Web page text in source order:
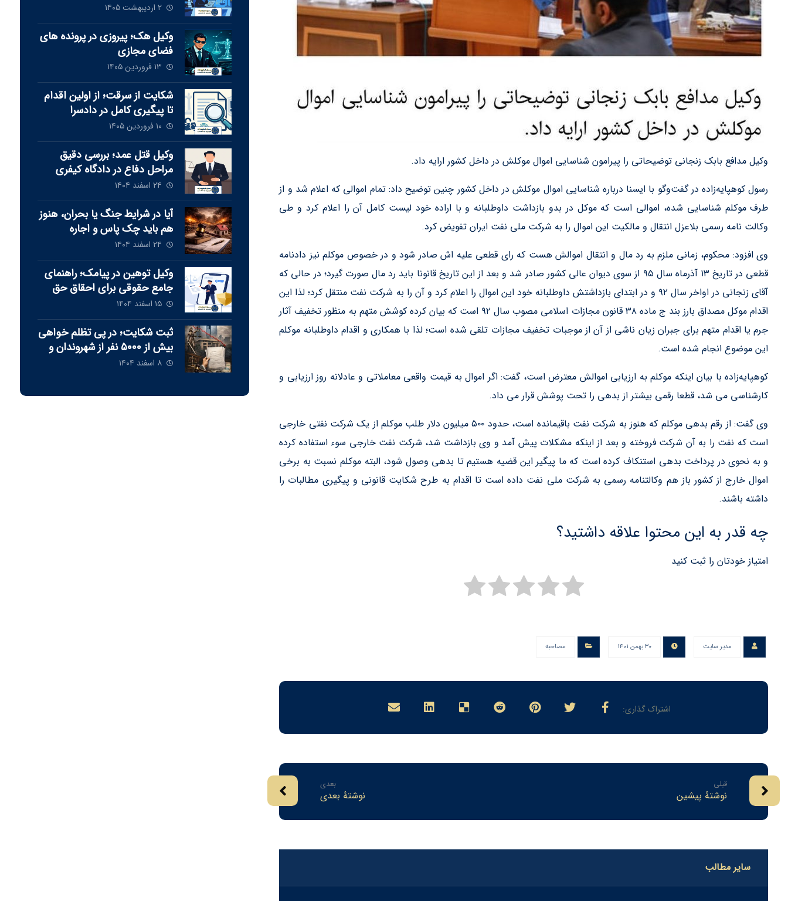
وکیل مدافع بابک زنجانی توضیحاتی را پیرامون شناسایی اموال موکلش در داخل کشور ارایه داد.
رسول کوهپایه‌زاده در گفت‌وگو با ایسنا درباره شناسایی اموال موکلش در داخل کشور چنین توضیح داد: تمام اموالی که اعلام شد و از
طرف موکلم شناسایی شده، اموالی است که موکل در بدو بازداشت داوطلبانه و با اراده خود لیست کامل آن را اعلام کرد و طی
وکالت نامه رسمی بلاعزل انتقال و مالکیت این اموال را به شرکت ملی نفت ایران تفویض کرد.
وی افزود: محکوم، زمانی ملزم به رد مال و انتقال اموالش هست که رای قطعی علیه اش صادر شود و در خصوص موکلم نیز دادنامه
قطعی در تاریخ ۱۳ آذرماه سال ۹۵ از سوی دیوان عالی کشور صادر شد و بعد از این تاریخ قانونا باید رد مال صورت گیرد؛ در حالی که
آقای زنجانی در اواخر سال ۹۲ و در ابتدای بازداشتش داوطلبانه خود این اموال را اعلام کرد و آن را به شرکت نفت منتقل کرد؛ لذا این
اقدام موکل مصداق بارز بند ج ماده ۳۸ قانون مجازات اسلامی مصوب سال ۹۲ است که بیان کرده کوشش متهم به منظور تخفیف آثار
جرم یا اقدام متهم برای جبران زیان ناشی از آن از موجبات تخفیف مجازات تلقی شده است؛ لذا با همکاری و اقدام داوطلبانه موکلم
این موضوع انجام شده است.
کوهپایه‌زاده با بیان اینکه موکلم به ارزیابی اموالش معترض است، گفت: اگر اموال به قیمت واقعی معاملاتی و عادلانه روز ارزیابی و
کارشناسی می شد، قطعا رقمی بیشتر از بدهی را تحت پوشش قرار می داد.
وی گفت: از رقم بدهی موکلم که هنوز به شرکت نفت باقیمانده است، حدود ۵۰۰ میلیون دلار طلب موکلم از یک شرکت نفتی خارجی
است که نفت را به آن شرکت فروخته و بعد از اینکه مشکلات پیش آمد و وی بازداشت شد، شرکت نفت خارجی سوء استفاده کرده
و به نحوی در پرداخت بدهی استنکاف کرده است که ما پیگیر این قضیه هستیم تا بدهی وصول شود، البته موکلم نسبت به برخی
اموال خارج از کشور باز هم وکالتنامه رسمی به شرکت ملی نفت داده است تا اقدام به طرح شکایت قانونی و پیگیری مطالبات را
داشته باشند.
چه قدر به این محتوا علاقه داشتید؟
امتیاز خودتان را ثبت کنید
مدیر سایت ۳۰ بهمن ۱۴۰۱ مصاحبه
قبلی
نوشتهٔ پیشین
بعدی
نوشتهٔ بعدی
سایر مطالب
برای دفاع از شما
۲ اردیبهشت ۱۴۰۵
وکیل هک؛ پیروزی در پرونده های
فضای مجازی
۱۳ فروردین ۱۴۰۵
شکایت از سرقت؛ از اولین اقدام
تا پیگیری کامل در دادسرا
۱۰ فروردین ۱۴۰۵
وکیل قتل عمد؛ بررسی دقیق
مراحل دفاع در دادگاه کیفری
۲۴ اسفند ۱۴۰۴
آیا در شرایط جنگ یا بحران، هنوز
هم باید چک پاس و اجاره
پرداخت شود‏؟
۲۴ اسفند ۱۴۰۴
وکیل توهین در پیامک؛ راهنمای
جامع حقوقی برای احقاق حق
۱۵ اسفند ۱۴۰۴
ثبت شکایت؛ در پی تظلم خواهی
بيش از ٥٠٠٠ نفر از شهروندان و
فعالين اقتصادی
۸ اسفند ۱۴۰۴